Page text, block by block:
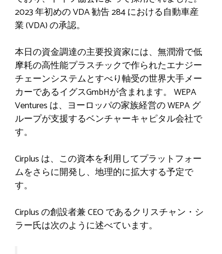
2023 年初めの VDA 勧告 284 における自動車産
業 (VDA) の承認。
本日の資金調達の主要投資家には、無潤滑で低
摩耗の高性能プラスチックで作られたエナジー
チェーンシステムとすべり軸受の世界大手メー
カーであるイグスGmbHが含まれます。 WEPA
Ventures は、ヨーロッパの家族経営の WEPA グ
ループが支援するベンチャーキャピタル会社で
す。
Cirplus は、この資本を利用してプラットフォー
ムをさらに開発し、地理的に拡大する予定で
す。
Cirplus の創設者兼 CEO であるクリスチャン・シ
ラー氏は次のように述べています。